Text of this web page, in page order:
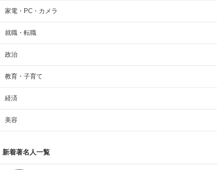
家電・PC・カメラ
就職・転職
政治
教育・子育て
経済
美容
新着著名人一覧